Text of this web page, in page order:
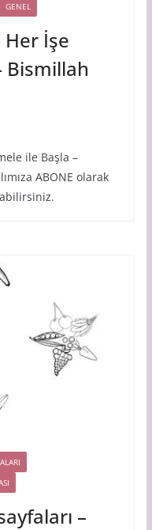
GENEL
İşe
Bismillah
ile Başla –
ABONE olarak
–